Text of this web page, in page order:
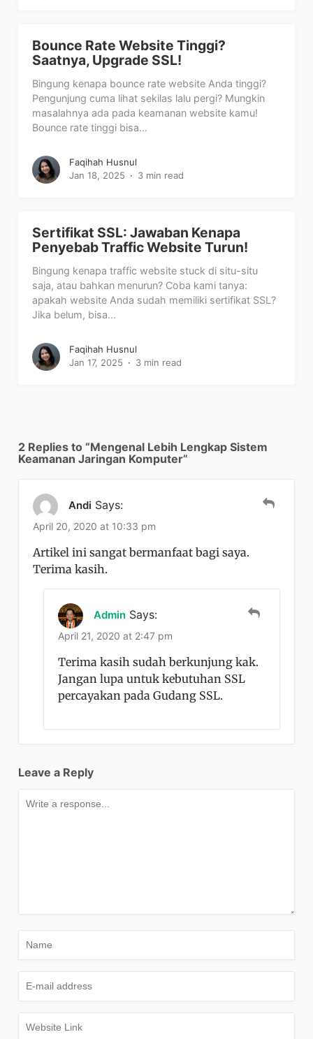
Bounce Rate Website Tinggi?
Saatnya, Upgrade SSL!
Bingung kenapa bounce rate website Anda tinggi?
Pengunjung cuma lihat sekilas lalu pergi? Mungkin
masalahnya ada pada keamanan website kamu!
Bounce rate tinggi bisa...
Faqihah Husnul
Jan 18, 2025
3 min read
Sertifikat SSL: Jawaban Kenapa
Penyebab Traffic Website Turun!
Bingung kenapa traffic website stuck di situ-situ
saja, atau bahkan menurun? Coba kami tanya:
apakah website Anda sudah memiliki sertifikat SSL?
Jika belum, bisa...
Faqihah Husnul
Jan 17, 2025
3 min read
2 Replies to “Mengenal Lebih Lengkap Sistem
Keamanan Jaringan Komputer”
Andi Says:
April 20, 2020 at 10:33 pm
Artikel ini sangat bermanfaat bagi saya.
Terima kasih.
Admin Says:
April 21, 2020 at 2:47 pm
Terima kasih sudah berkunjung kak.
Jangan lupa untuk kebutuhan SSL
percayakan pada Gudang SSL.
Leave a Reply